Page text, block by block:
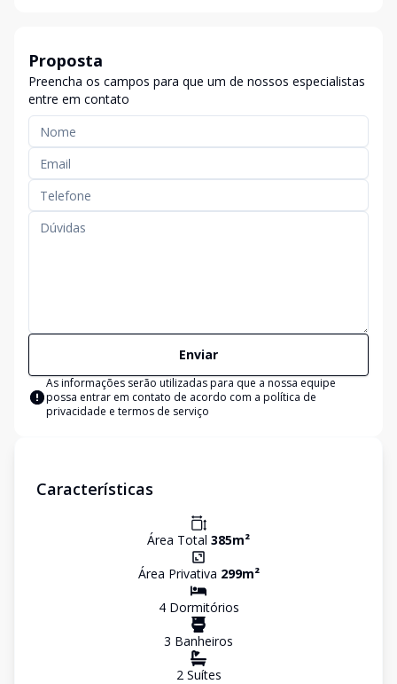
Proposta
Preencha os campos para que um de nossos especialistas
entre em contato
Enviar
As informações serão utilizadas para que a nossa equipe
possa entrar em contato de acordo com a política de
privacidade e termos de serviço
Características
Área Total 385m²
Área Privativa 299m²
4Dormitórios
3 Banheiros
2Suítes